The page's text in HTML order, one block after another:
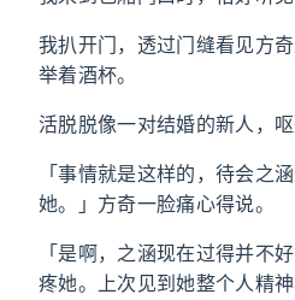
我扒开门，透过门缝看见方
举着酒杯。
活脱脱像一对结婚的新人，呕
「事情就是这样的，待会之
她。」方奇一脸痛心得说。
「是啊，之涵现在过得并不
疼她。上次见到她整个人精